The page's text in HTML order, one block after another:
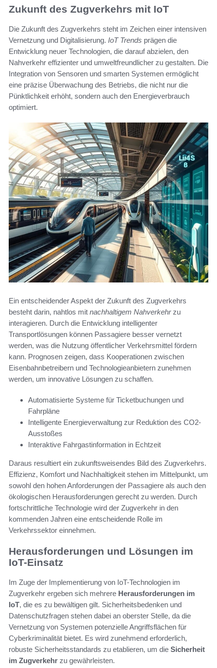
Zukunft des Zugverkehrs mit IoT
Die Zukunft des Zugverkehrs steht im Zeichen einer intensiven
Vernetzung und Digitalisierung. IoT Trends prägen die
Entwicklung neuer Technologien, die darauf abzielen, den
Nahverkehr effizienter und umweltfreundlicher zu gestalten. Die
Integration von Sensoren und smarten Systemen ermöglicht
eine präzise Überwachung des Betriebs, die nicht nur die
Pünktlichkeit erhöht, sondern auch den Energieverbrauch
optimiert.
Ein entscheidender Aspekt der Zukunft des Zugverkehrs
besteht darin, nahtlos mit nachhaltigem Nahverkehrzu
interagieren. Durch die Entwicklung intelligenter
Transportlösungen können Passagiere besser vernetzt
werden, was die Nutzung öffentlicher Verkehrsmittel fördern
kann. Prognosen zeigen, dass Kooperationen zwischen
Eisenbahnbetreibern und Technologieanbietern zunehmen
werden, um innovative Lösungen zu schaffen.
Automatisierte Systeme für Ticketbuchungen und
Fahrpläne
Intelligente Energieverwaltung zur Reduktion des CO2-
Ausstoßes
Interaktive Fahrgastinformation in Echtzeit
Daraus resultiert ein zukunftsweisendes Bild des Zugverkehrs.
Effizienz, Komfort und Nachhaltigkeit stehen im Mittelpunkt, um
sowohl den hohen Anforderungen der Passagiere als auch den
ökologischen Herausforderungen gerecht zu werden. Durch
fortschrittliche Technologie wird der Zugverkehr in den
kommenden Jahren eine entscheidende Rolle im
Verkehrssektor einnehmen.
Herausforderungen und Lösungen im
IoT-Einsatz
Im Zuge der Implementierung von IoT-Technologien im
Zugverkehr ergeben sich mehrere Herausforderungen im
IoT, die es zu bewältigen gilt. Sicherheitsbedenken und
Datenschutzfragen stehen dabei an oberster Stelle, da die
Vernetzung von Systemen potenzielle Angriffsflächen für
Cyberkriminalität bietet. Es wird zunehmend erforderlich,
robuste Sicherheitsstandards zu etablieren, um die Sicherheit
im Zugverkehr zu gewährleisten.